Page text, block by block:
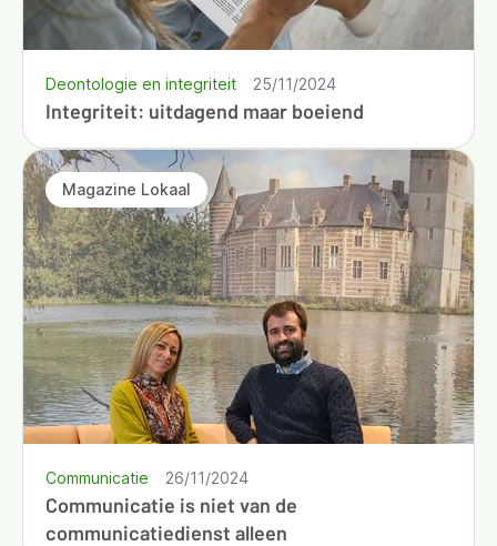
Integriteit: uitdagend maar boeiend
Deontologie en integriteit 25/11/2024
Magazine Lokaal
Communicatie is niet van de
communicatiedienst alleen
Communicatie 26/11/2024